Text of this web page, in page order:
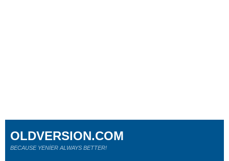
OLDVERSION.COM
BECAUSE YENİER ALWAYS BETTER!